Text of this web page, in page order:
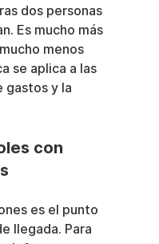
dos personas
Es mucho más
menos
se aplica a las
gastos y la
con
es el punto
llegada. Para